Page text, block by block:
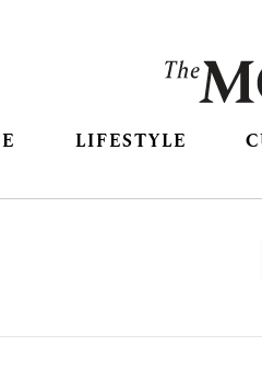
LIFESTYLE